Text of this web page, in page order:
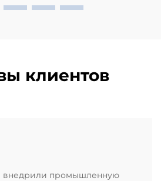
клиентов
внедрили промышленную